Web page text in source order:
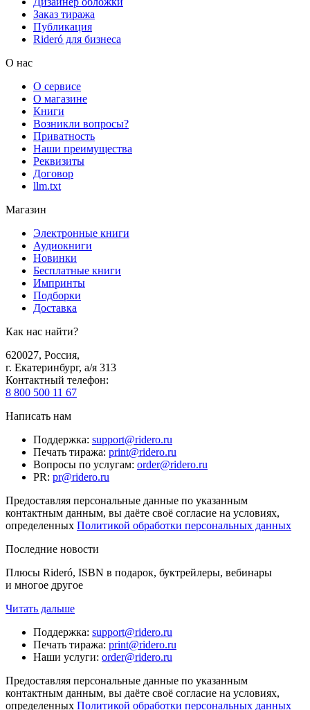
Заказ тиража
Публикация
Rideró для бизнеса
О нас
О сервисе
О магазине
Книги
Возникли вопросы?
Приватность
Наши преимущества
Реквизиты
Договор
llm.txt
Магазин
Электронные книги
Аудиокниги
Новинки
Бесплатные книги
Импринты
Подборки
Доставка
Как нас найти?
620027, Россия,
г. Екатеринбург, а/я 313
Контактный телефон:
8 800 500 11 67
Написать нам
Поддержка: support@ridero.ru
Печать тиража: print@ridero.ru
Вопросы по услугам: order@ridero.ru
PR: pr@ridero.ru
Предоставляя персональные данные по указанным
контактным данным, вы даёте своё согласие на условиях,
определенных Политикой обработки персональных данных
Последние новости
Плюсы Rideró, ISBN в подарок, буктрейлеры, вебинары
и многое другое
Читать дальше
Поддержка: support@ridero.ru
Печать тиража: print@ridero.ru
Наши услуги: order@ridero.ru
Предоставляя персональные данные по указанным
контактным данным, вы даёте своё согласие на условиях,
определенных Политикой обработки персональных данных